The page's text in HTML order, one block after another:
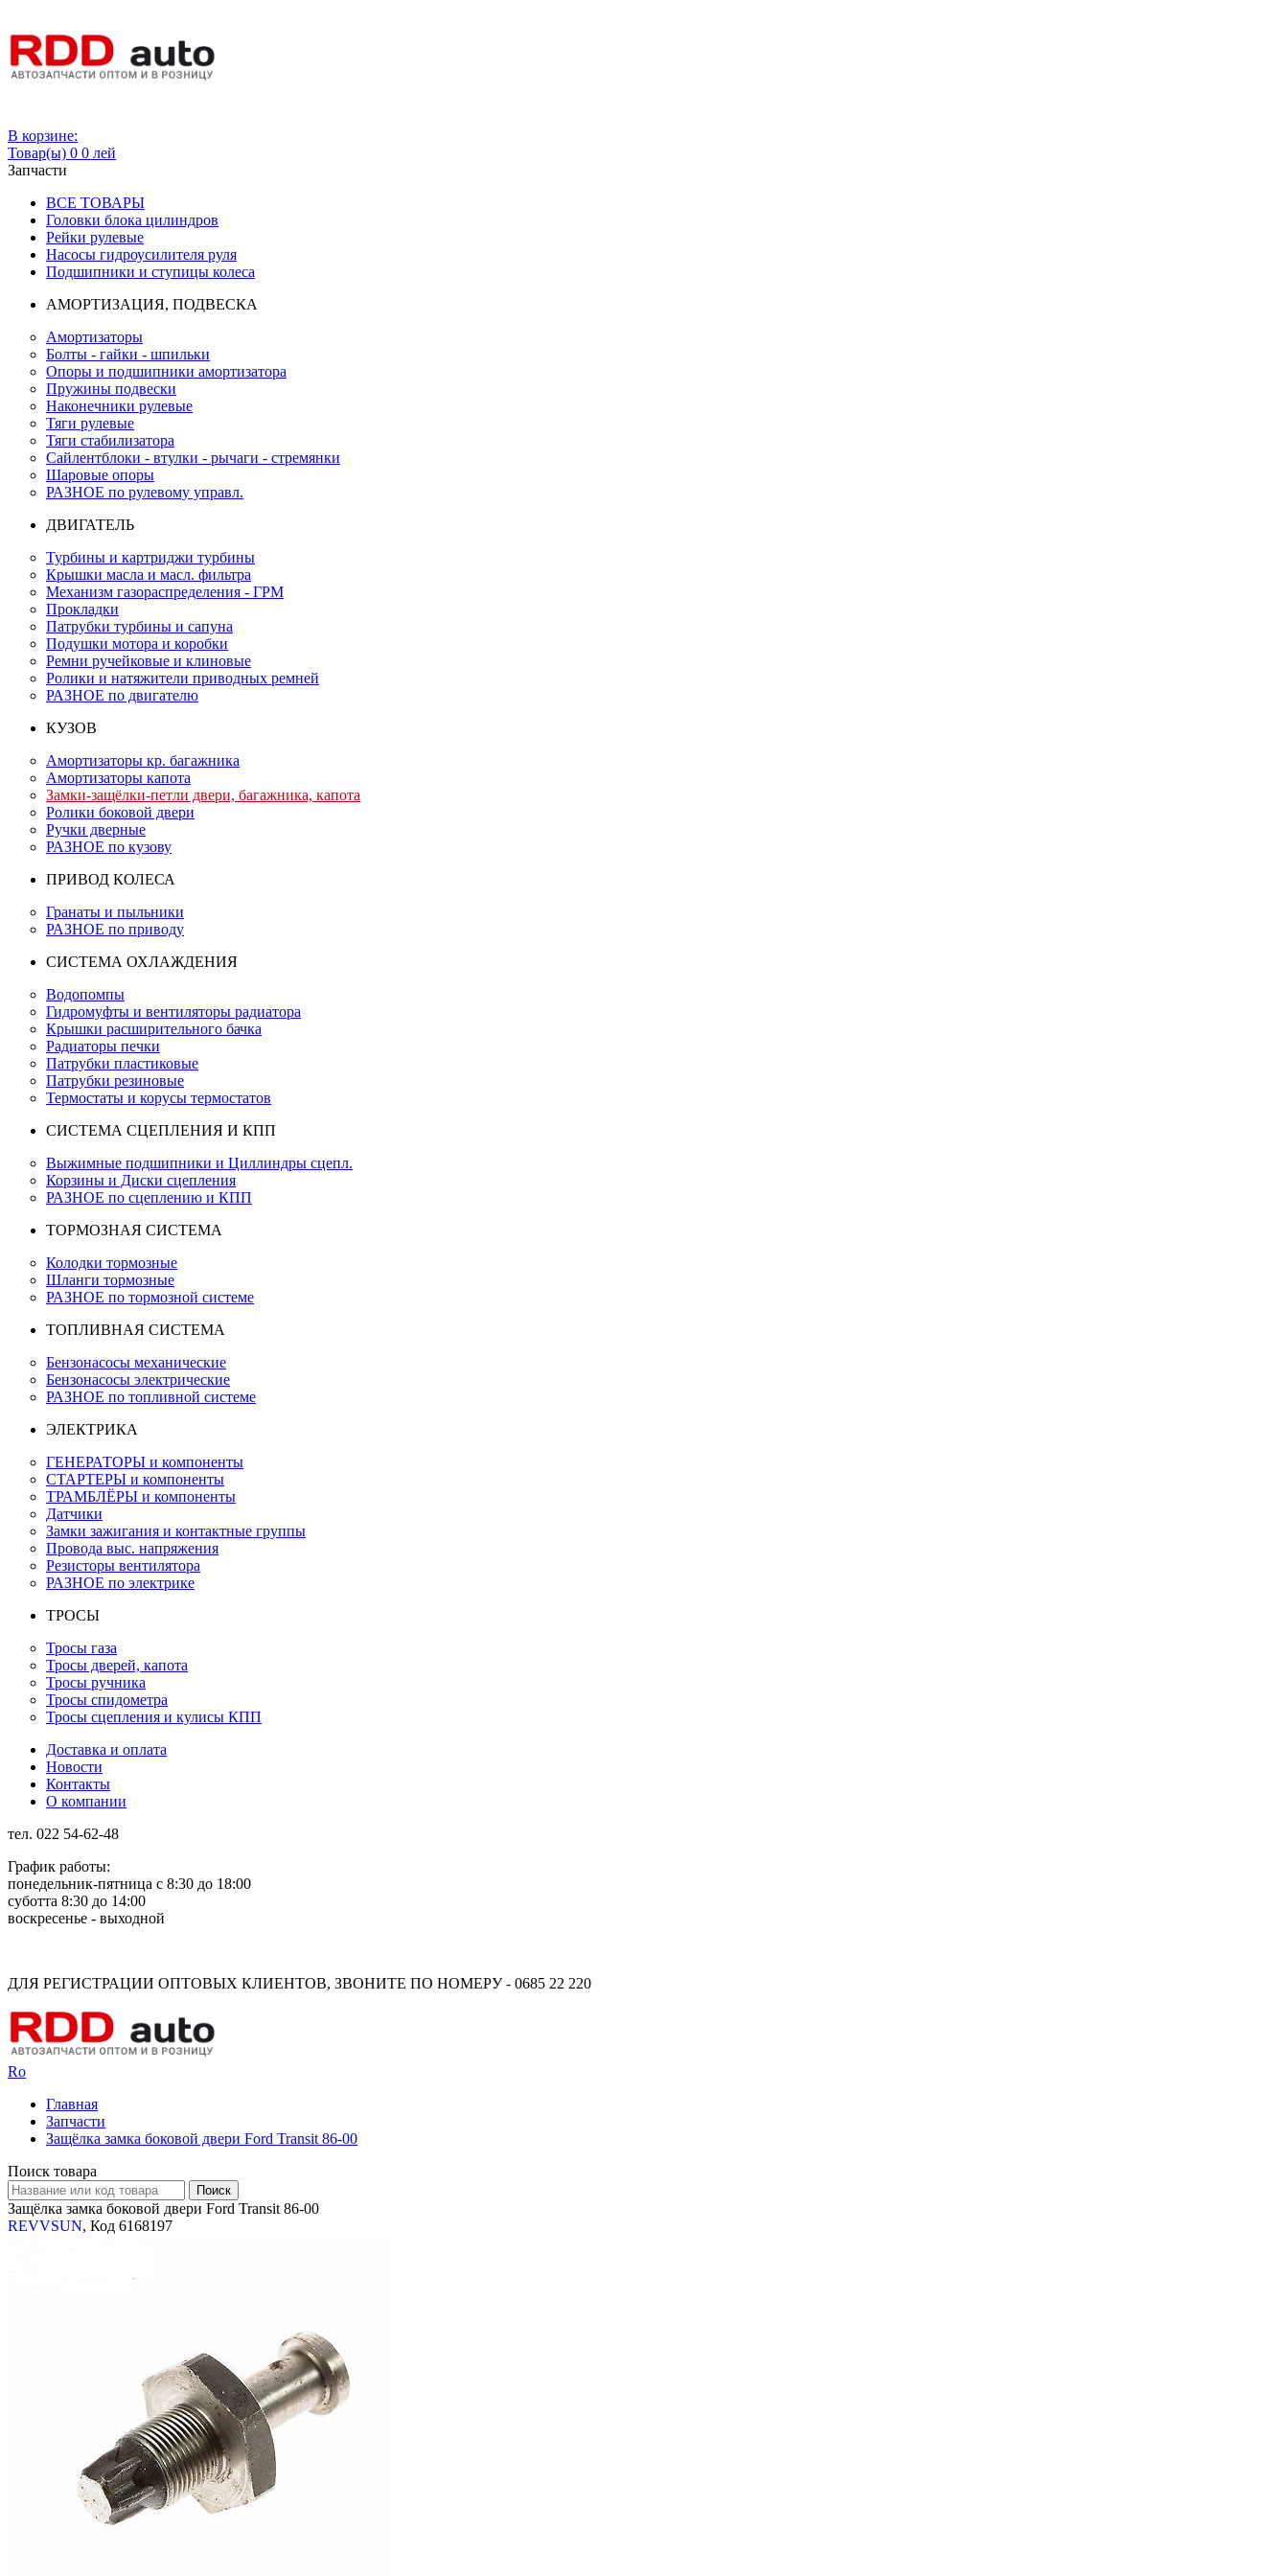
В корзине:
Товар(ы) 0 0 лей
Запчасти
ВСЕ ТОВАРЫ
Головки блока цилиндров
Рейки рулевые
Насосы гидроусилителя руля
Подшипники и ступицы колеса
АМОРТИЗАЦИЯ, ПОДВЕСКА
Амортизаторы
Болты - гайки - шпильки
Опоры и подшипники амортизатора
Пружины подвески
Наконечники рулевые
Тяги рулевые
Тяги стабилизатора
Сайлентблоки - втулки - рычаги - стремянки
Шаровые опоры
РАЗНОЕ по рулевому управл.
ДВИГАТЕЛЬ
Турбины и картриджи турбины
Крышки масла и масл. фильтра
Механизм газораспределения - ГРМ
Прокладки
Патрубки турбины и сапуна
Подушки мотора и коробки
Ремни ручейковые и клиновые
Ролики и натяжители приводных ремней
РАЗНОЕ по двигателю
КУЗОВ
Амортизаторы кр. багажника
Амортизаторы капота
Замки-защёлки-петли двери, багажника, капота
Ролики боковой двери
Ручки дверные
РАЗНОЕ по кузову
ПРИВОД КОЛЕСА
Гранаты и пыльники
РАЗНОЕ по приводу
СИСТЕМА ОХЛАЖДЕНИЯ
Водопомпы
Гидромуфты и вентиляторы радиатора
Крышки расширительного бачка
Радиаторы печки
Патрубки пластиковые
Патрубки резиновые
Термостаты и корусы термостатов
СИСТЕМА СЦЕПЛЕНИЯ И КПП
Выжимные подшипники и Циллиндры сцепл.
Корзины и Диски сцепления
РАЗНОЕ по сцеплению и КПП
ТОРМОЗНАЯ СИСТЕМА
Колодки тормозные
Шланги тормозные
РАЗНОЕ по тормозной системе
ТОПЛИВНАЯ СИСТЕМА
Бензонасосы механические
Бензонасосы электрические
РАЗНОЕ по топливной системе
ЭЛЕКТРИКА
ГЕНЕРАТОРЫ и компоненты
СТАРТЕРЫ и компоненты
ТРАМБЛЁРЫ и компоненты
Датчики
Замки зажигания и контактные группы
Провода выс. напряжения
Резисторы вентилятора
РАЗНОЕ по электрике
ТРОСЫ
Тросы газа
Тросы дверей, капота
Тросы ручника
Тросы спидометра
Тросы сцепления и кулисы КПП
Доставка и оплата
Новости
Контакты
О компании
тел. 022 54-62-48
График работы:
понедельник-пятница с 8:30 до 18:00
суботта 8:30 до 14:00
воскресенье - выходной
ДЛЯ РЕГИСТРАЦИИ ОПТОВЫХ КЛИЕНТОВ, ЗВОНИТЕ ПО НОМЕРУ - 0685 22 220
Ro
Главная
Запчасти
Защёлка замка боковой двери Ford Transit 86-00
Поиск товара
Защёлка замка боковой двери Ford Transit 86-00
REVVSUN, Код 6168197